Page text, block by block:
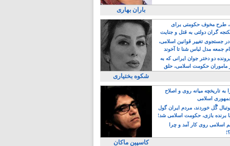
باران بهاری
مخوف حکومتی برای
گران دولتی به قتل و جنایت
جستجوی تغییر قوانین اسلامی،
جمعه مدل لباس شنا تا آخوند
دو دختر جوان ایرانی که به
ماموران حکومت اسلامی، حلق
شکوه بختیاری
به تاریخچه میانه روی و اصلاح
اسلامی
گًل خوردند، مردم ایران گول
برنده بازی، حکومت اسلامی شد!
اسلامی روی کار آمد و چرا
کاسپین ماکان